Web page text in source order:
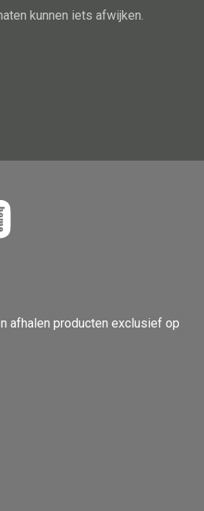
kunnen iets afwijken.
afhalen producten exclusief op